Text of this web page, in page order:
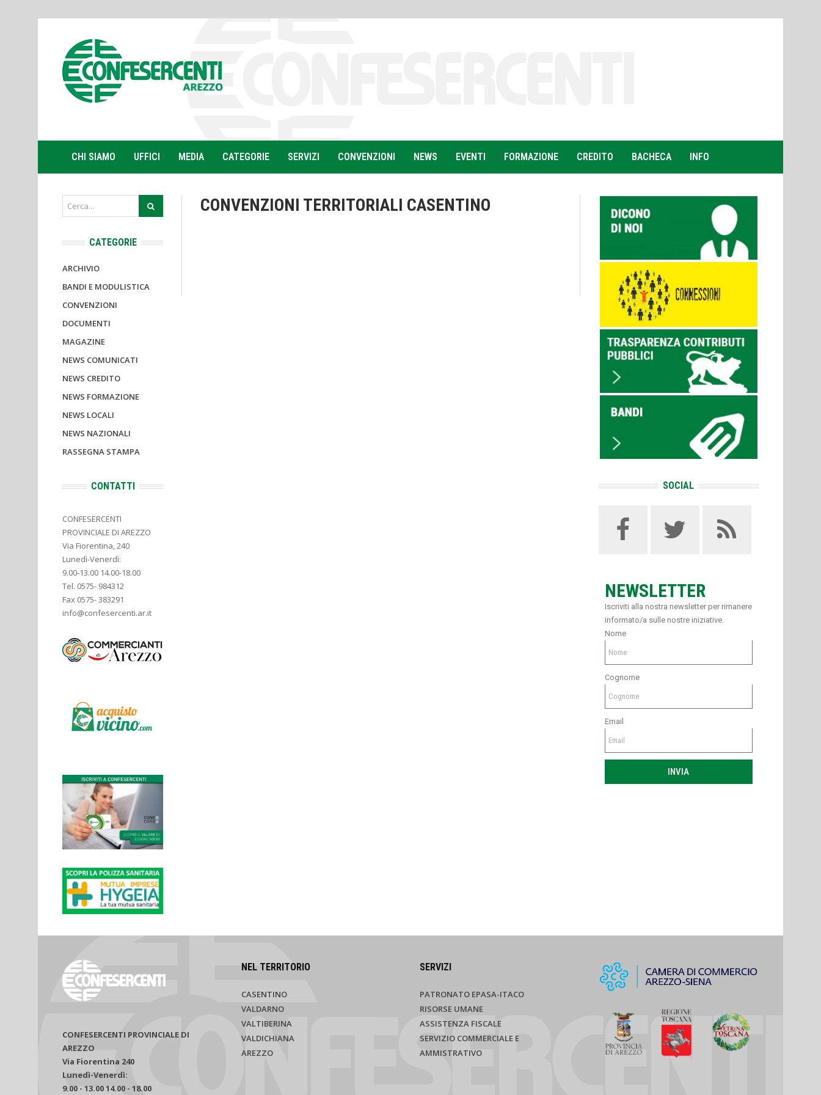
CHI SIAMO UFFICI MEDIA CATEGORIE SERVIZI CONVENZIONI NEWS EVENTI FORMAZIONE CREDITO BACHECA INFO
CONVENZIONI TERRITORIALI CASENTINO
CATEGORIE
ARCHIVIO
BANDI E MODULISTICA
CONVENZIONI
DOCUMENTI
MAGAZINE
NEWS COMUNICATI
NEWS CREDITO
NEWS FORMAZIONE
NEWS LOCALI
NEWS NAZIONALI
RASSEGNA STAMPA
CONTATTI
CONFESERCENTI
PROVINCIALE DI AREZZO
Via Fiorentina, 240
Lunedì-Venerdì:
9.00-13.00 14.00-18.00
Tel. 0575- 984312
Fax 0575- 383291
info@confesercenti.ar.it
SOCIAL
NEWSLETTER
Iscriviti alla nostra newsletter per rimanere
informato/a sulle nostre iniziative.
Nome
Cognome
Email
INVIA
CONFESERCENTI PROVINCIALE DI
AREZZO
Via Fiorentina 240
Lunedì-Venerdì:
9.00 - 13.00 14.00 - 18.00
NEL TERRITORIO
CASENTINO
VALDARNO
VALTIBERINA
VALDICHIANA
AREZZO
SERVIZI
PATRONATO EPASA-ITACO
RISORSE UMANE
ASSISTENZA FISCALE
SERVIZIO COMMERCIALE E
AMMISTRATIVO